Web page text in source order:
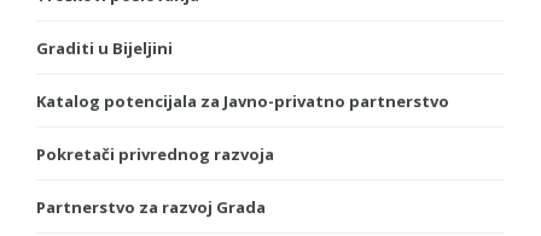
Graditi u Bijeljini
Katalog potencijala za Javno-privatno partnerstvo
Pokretači privrednog razvoja
Partnerstvo za razvoj Grada